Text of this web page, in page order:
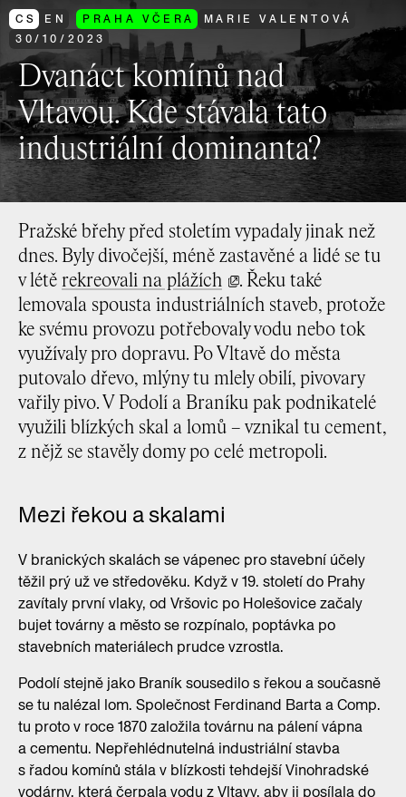
CS EN PRAHA VČERA
MARIE VALENTOVÁ
30/ 10/ 2023
Dvanáct komínů nad
Vltavou. Kde stávala tato
industriální dominanta?
Pražské břehy před stoletím vypadaly jinak než
dnes. Byly divočejší, méně zastavěné a lidé se tu
v létě rekreovali na plážích
. Řeku také
lemovala spousta industriálních staveb, protože
ke svému provozu potřebovaly vodu nebo tok
využívaly pro dopravu. Po Vltavě do města
putovalo dřevo, mlýny tu mlely obilí, pivovary
vařily pivo. V Podolí a Braníku pak podnikatelé
využili blízkých skal a lomů – vznikal tu cement,
z nějž se stavěly domy po celé metropoli.
Mezi řekou a skalami
V branických skalách se vápenec pro stavební účely
těžil prý už ve středověku. Když v 19. století do Prahy
zavítaly první vlaky, od Vršovic po Holešovice začaly
bujet továrny a město se rozpínalo, poptávka po
stavebních materiálech prudce vzrostla.
Podolí stejně jako Braník sousedilo s řekou a současně
se tu nalézal lom. Společnost Ferdinand Barta a Comp.
tu proto v roce 1870 založila továrnu na pálení vápna
a cementu. Nepřehlédnutelná industriální stavba
s řadou komínů stála v blízkosti tehdejší Vinohradské
vodárny, která čerpala vodu z Vltavy, aby ji posílala do